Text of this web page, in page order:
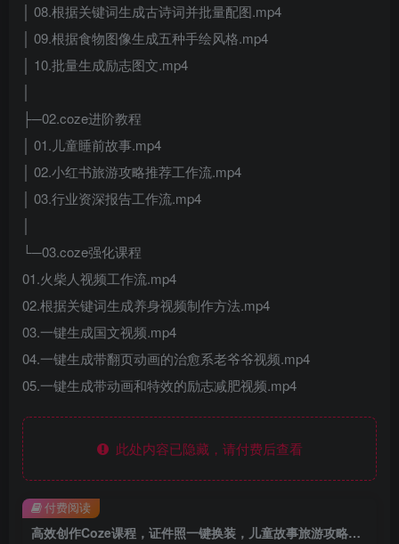
│ 08.根据关键词生成古诗词并批量配图.mp4
│ 09.根据食物图像生成五种手绘风格.mp4
│ 10.批量生成励志图文.mp4
│
├─02.coze进阶教程
│ 01.儿童睡前故事.mp4
│ 02.小红书旅游攻略推荐工作流.mp4
│ 03.行业资深报告工作流.mp4
│
└─03.coze强化课程
01.火柴人视频工作流.mp4
02.根据关键词生成养身视频制作方法.mp4
03.一键生成国文视频.mp4
04.一键生成带翻页动画的治愈系老爷爷视频.mp4
05.一键生成带动画和特效的励志减肥视频.mp4
此处内容已隐藏，请付费后查看
高效创作Coze课程，证件照一键换装，儿童故事旅游攻略，创意视频轻松玩转
付费阅读